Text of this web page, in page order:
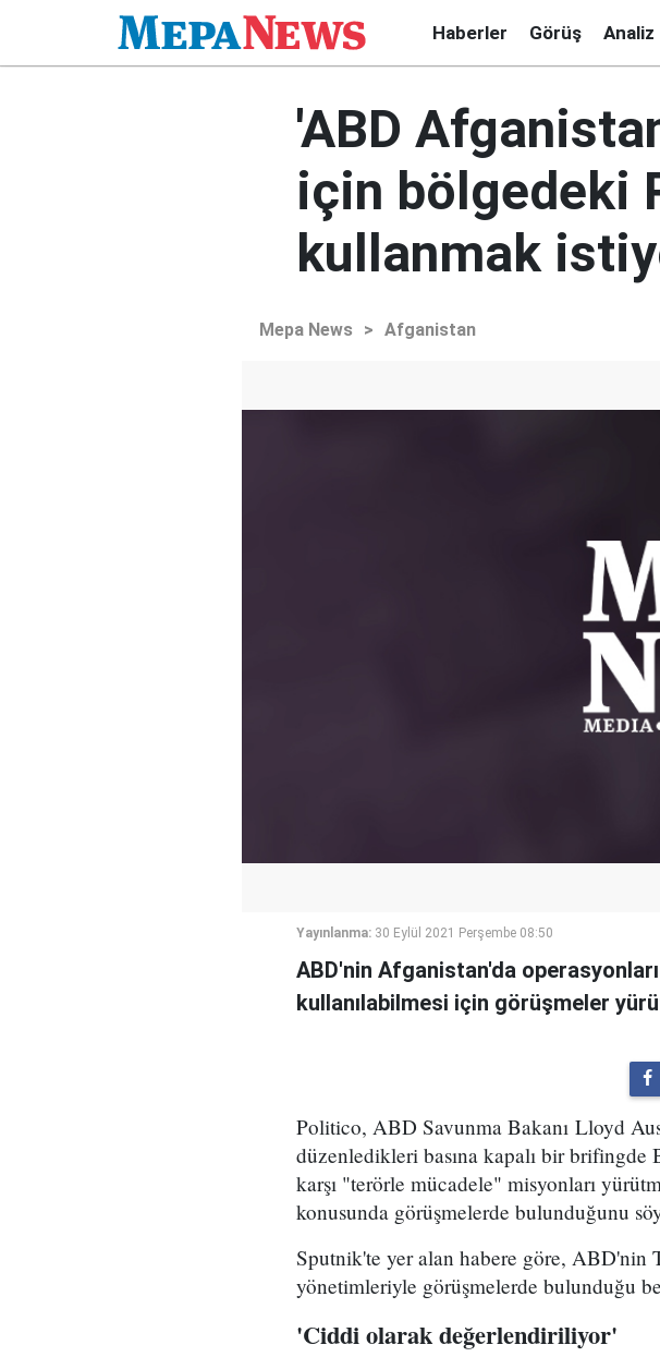
Haberler Görüş Analiz
'ABD
için bölgedeki
kullanmak
Mepa News > Afganistan
Yayınlanma: 30 Eylül 2021 Perşembe 08:50
ABD'nin Afganistan'da
kullanılabilmesi için görüşmeler
Politico, ABD Savunma Bakanı Lloyd
düzenledikleri basına kapalı bir
karşı "terörle mücadele" misyonları
konusunda görüşmelerde bulunduğunu
Sputnik'te yer alan habere göre, ABD'nin
yönetimleriyle görüşmelerde bulunduğu
'Ciddi olarak değerlendiriliyor'